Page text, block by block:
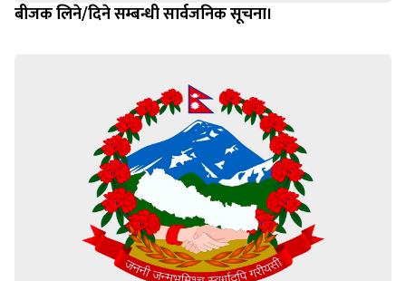
बीजक लिने/दिने सम्बन्धी सार्वजनिक सूचना।